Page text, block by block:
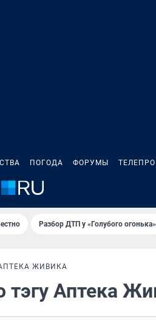
ПОГОДА ФОРУМЫ
Разбор ДТП у «Голубого огонька»
ЖИВИКА
тэгу Аптека